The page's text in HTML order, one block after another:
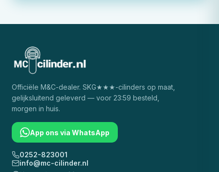
Officiële M&C-dealer. SKG★★★-cilinders op maat,
gelijksluitend geleverd — voor 23:59 besteld,
morgen in huis.
App ons via WhatsApp
0252-823001
info@mc-cilinder.nl